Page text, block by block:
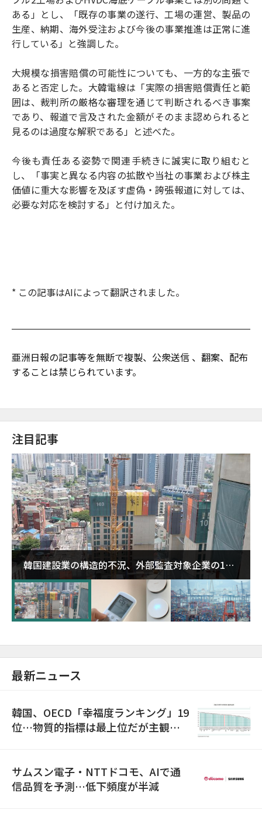
ある」とし、「既存の事業の遂行、工場の運営、製品の
生産、納期、海外受注および今後の事業推進は正常に進
行している」と強調した。
大規模な損害賠償の可能性についても、一方的な主張で
あると否定した。大韓電線は「実際の損害賠償責任と範
囲は、裁判所の厳格な審理を通じて判断されるべき事案
であり、報道で言及された金額がそのまま認められると
見るのは過度な解釈である」と述べた。
今後も責任ある姿勢で関連手続きに誠実に取り組むと
し、「事実と異なる内容の拡散や当社の事業および株主
価値に重大な影響を及ぼす虚偽・誇張報道に対しては、
必要な対応を検討する」と付け加えた。
* この記事はAIによって翻訳されました。
亜洲日報の記事等を無断で複製、公衆送信 、翻案、配布
することは禁じられています。
注目記事
韓国建設業の構造的不況、外部監査対象企業の1割
超が「ゾンビ企業」に…5年で2.8倍増
最新ニュース
韓国、OECD「幸福度ランキング」19
位…物質的指標は最上位だが主観的
サムスン電子・NTTドコモ、AIで通
信品質を予測…低下頻度が半減